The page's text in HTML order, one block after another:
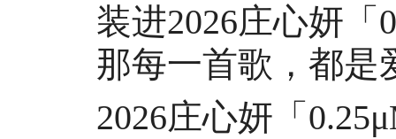
装进2026庄心妍「
那每一首歌，都是
2026庄心妍「